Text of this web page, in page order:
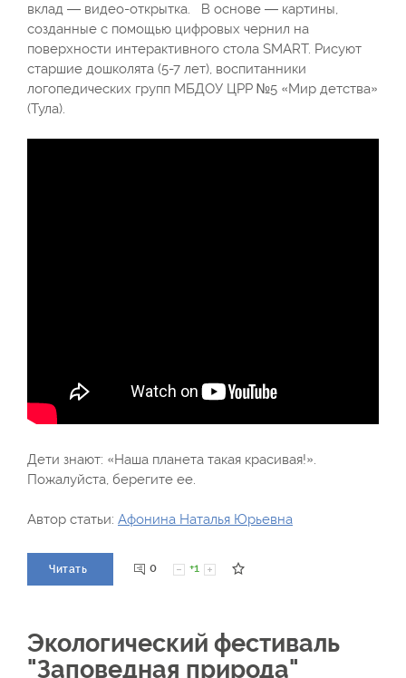
вклад — видео-открытка. В основе — картины,
созданные с помощью цифровых чернил на
поверхности интерактивного стола SMART. Рисуют
старшие дошколята (5-7 лет), воспитанники
логопедических групп МБДОУ ЦРР №5 «Мир детства»
(Тула).
Дети знают: «Наша планета такая красивая!».
Пожалуйста, берегите ее.
Автор статьи: Афонина Наталья Юрьевна
Читать 0 +1
Экологический фестиваль
"Заповедная природа"